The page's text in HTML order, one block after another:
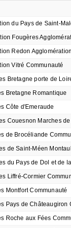
du Pays de Saint-
Fougères
Redon Agglomération
Vitré Communauté
Bretagne porte de
Bretagne Romantique
Côte d'Emeraude
Couesnon Marches
de Brocéliande
de Saint-Méen
du Pays de Dol et de
Liffré-Cormier
Montfort Communauté
Pays de Châteaugiron
Roche aux Fées